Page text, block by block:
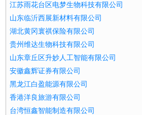
江苏雨花台区电梦生物科技有限公司
山东临沂西展新材料有限公司
湖北黄冈寰祺保险有限公司
贵州维达生物科技有限公司
山东章丘区升妙人工智能有限公司
安徽鑫辉证券有限公司
黑龙江白盈能源有限公司
香港洋良旅游有限公司
台湾恒鑫智能制造有限公司